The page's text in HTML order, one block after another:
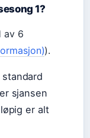
1?
av 6
).
sjansen
er alt